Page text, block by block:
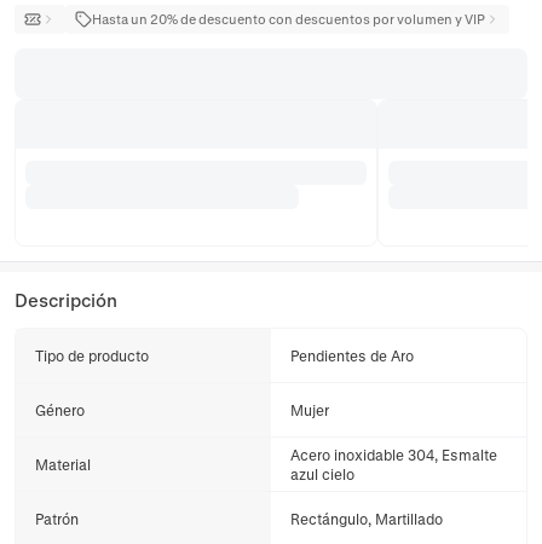
Hasta un 20% de descuento con descuentos por volumen y VIP
Descripción
Tipo de producto Pendientes de Aro
Género Mujer
Material
Acero inoxidable 304, Esmalte
azul cielo
Patrón Rectángulo, Martillado